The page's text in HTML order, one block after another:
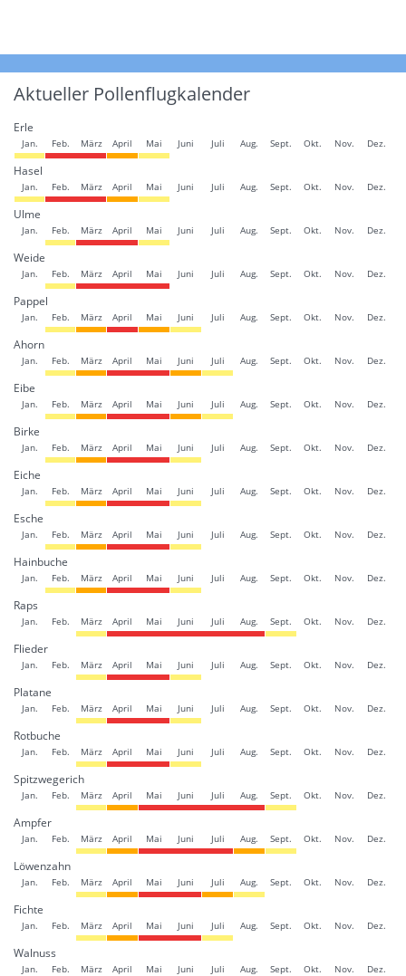
Aktueller Pollenflugkalender
Erle
Jan. Feb. März April Mai Juni Juli Aug. Sept. Okt. Nov. Dez.
Hasel
Jan. Feb. März April Mai Juni Juli Aug. Sept. Okt. Nov. Dez.
Ulme
Jan. Feb. März April Mai Juni Juli Aug. Sept. Okt. Nov. Dez.
Weide
Jan. Feb. März April Mai Juni Juli Aug. Sept. Okt. Nov. Dez.
Pappel
Jan. Feb. März April Mai Juni Juli Aug. Sept. Okt. Nov. Dez.
Ahorn
Jan. Feb. März April Mai Juni Juli Aug. Sept. Okt. Nov. Dez.
Eibe
Jan. Feb. März April Mai Juni Juli Aug. Sept. Okt. Nov. Dez.
Birke
Jan. Feb. März April Mai Juni Juli Aug. Sept. Okt. Nov. Dez.
Eiche
Jan. Feb. März April Mai Juni Juli Aug. Sept. Okt. Nov. Dez.
Esche
Jan. Feb. März April Mai Juni Juli Aug. Sept. Okt. Nov. Dez.
Hainbuche
Jan. Feb. März April Mai Juni Juli Aug. Sept. Okt. Nov. Dez.
Raps
Jan. Feb. März April Mai Juni Juli Aug. Sept. Okt. Nov. Dez.
Flieder
Jan. Feb. März April Mai Juni Juli Aug. Sept. Okt. Nov. Dez.
Platane
Jan. Feb. März April Mai Juni Juli Aug. Sept. Okt. Nov. Dez.
Rotbuche
Jan. Feb. März April Mai Juni Juli Aug. Sept. Okt. Nov. Dez.
Spitzwegerich
Jan. Feb. März April Mai Juni Juli Aug. Sept. Okt. Nov. Dez.
Ampfer
Jan. Feb. März April Mai Juni Juli Aug. Sept. Okt. Nov. Dez.
Löwenzahn
Jan. Feb. März April Mai Juni Juli Aug. Sept. Okt. Nov. Dez.
Fichte
Jan. Feb. März April Mai Juni Juli Aug. Sept. Okt. Nov. Dez.
Walnuss
Jan. Feb. März April Mai Juni Juli Aug. Sept. Okt. Nov. Dez.